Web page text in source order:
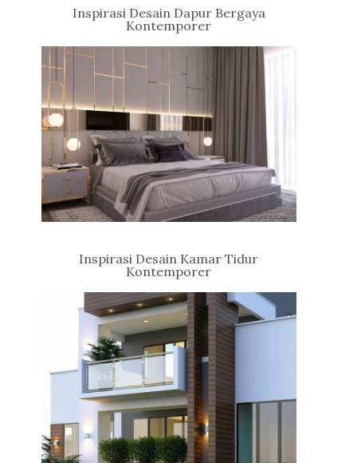
Inspirasi Desain Dapur Bergaya
Kontemporer
Inspirasi Desain Kamar Tidur
Kontemporer